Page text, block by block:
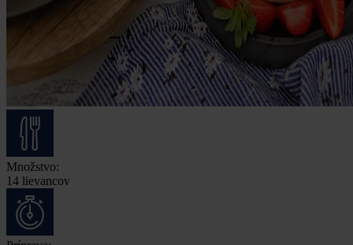
Množstvo:
14 lievancov